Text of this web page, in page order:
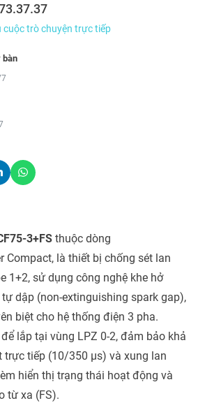
cuộc trò chuyện trực tiếp
bàn
3+FSthuộc dòng
Compact, là thiết bị chống sét lan
1+2, sử dụng công nghệ khe hở
dập (non-extinguishing spark gap),
biệt cho hệ thống điện 3 pha.
lắp tại vùng LPZ 0-2, đảm bảo khả
trực tiếp (10/350 µs) và xung lan
hiển thị trạng thái hoạt động và
từ xa (FS).